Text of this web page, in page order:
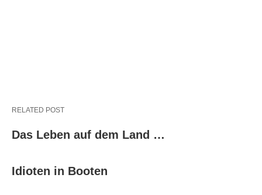
RELATED POST
Das Leben auf dem Land …
Idioten in Booten